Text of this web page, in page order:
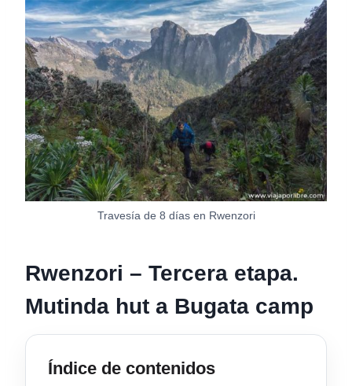
Travesía de 8 días en Rwenzori
Rwenzori – Tercera etapa.
Mutinda hut a Bugata camp
Índice de contenidos